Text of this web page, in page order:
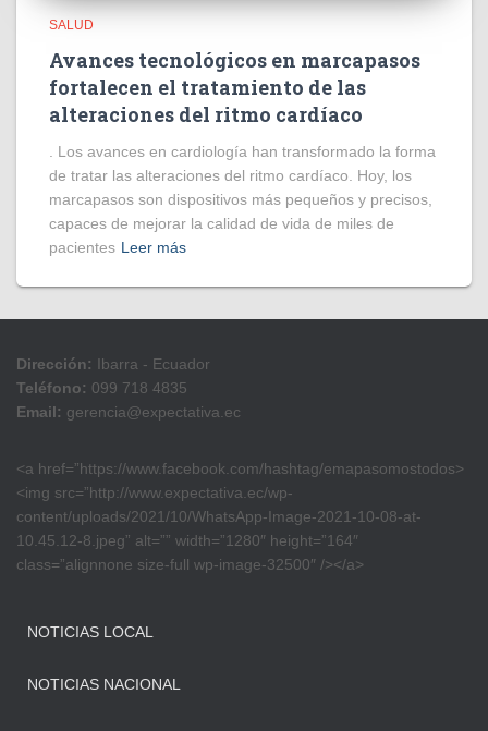
SALUD
Avances tecnológicos en marcapasos
fortalecen el tratamiento de las
alteraciones del ritmo cardíaco
. Los avances en cardiología han transformado la forma
de tratar las alteraciones del ritmo cardíaco. Hoy, los
marcapasos son dispositivos más pequeños y precisos,
capaces de mejorar la calidad de vida de miles de
pacientes Leer más
Dirección: Ibarra - Ecuador
Teléfono: 099 718 4835
Email: gerencia@expectativa.ec
<a href=”https://www.facebook.com/hashtag/emapasomostodos>
<img src=”http://www.expectativa.ec/wp-
content/uploads/2021/10/WhatsApp-Image-2021-10-08-at-
10.45.12-8.jpeg” alt=”” width=”1280″ height=”164″
class=”alignnone size-full wp-image-32500″ /></a>
NOTICIAS LOCAL
NOTICIAS NACIONAL